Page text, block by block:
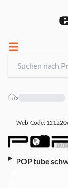
»
Web-Code:
POP tube